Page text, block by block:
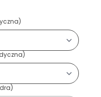
)
)
)